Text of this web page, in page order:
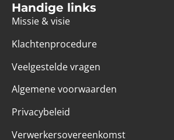
Handige links
Missie & visie
Klachtenprocedure
Veelgestelde vragen
Algemene voorwaarden
Privacybeleid
Verwerkersovereenkomst